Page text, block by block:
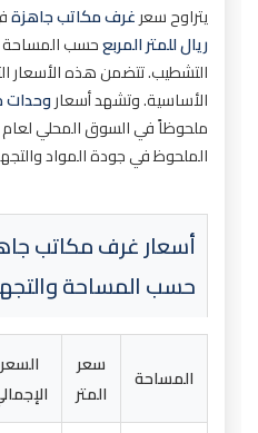
يتراوح سعرغرف مكاتب جاهزة
ريال للمتر المربعحسب المساحة
التشطيب. تتضمن هذه الأسعار
الأساسية. وتشهد أسعاروحدات
الملحوظ في جودة المواد
حسب المساحة
المساحة
سعر
المتر
السعر